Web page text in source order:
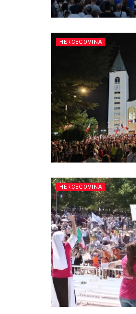
HERCEGOVINA
HERCEGOVINA